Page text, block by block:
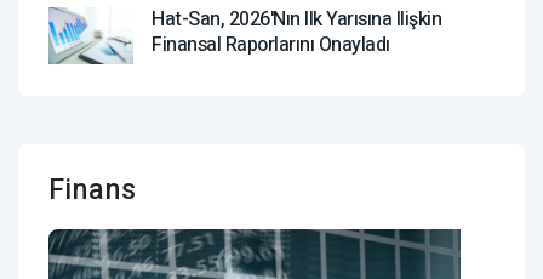
Hat-San, 2026'nın Ilk Yarısına Ilişkin
Finansal Raporlarını Onayladı
Finans